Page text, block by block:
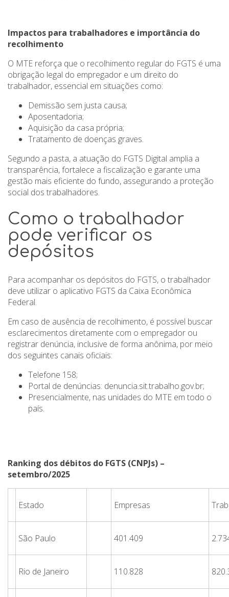
Impactos para trabalhadores e importância do
recolhimento
O MTE reforça que o recolhimento regular do FGTS é uma
obrigação legal do empregador e um direito do
trabalhador, essencial em situações como:
Demissão sem justa causa;
Aposentadoria;
Aquisição da casa própria;
Tratamento de doenças graves.
Segundo a pasta, a atuação do FGTS Digital amplia a
transparência, fortalece a fiscalização e garante uma
gestão mais eficiente do fundo, assegurando a proteção
social dos trabalhadores.
Como o trabalhador
pode verificar os
depósitos
Para acompanhar os depósitos do FGTS, o trabalhador
deve utilizar o aplicativo FGTS da Caixa Econômica
Federal.
Em caso de ausência de recolhimento, é possível buscar
esclarecimentos diretamente com o empregador ou
registrar denúncia, inclusive de forma anônima, por meio
dos seguintes canais oficiais:
Telefone 158;
Portal de denúncias: denuncia.sit.trabalho.gov.br;
Presencialmente, nas unidades do MTE em todo o
país.
Ranking dos débitos do FGTS (CNPJs) –
setembro/2025
Estado Empresas
São Paulo 401.409
Rio de Janeiro 110.828